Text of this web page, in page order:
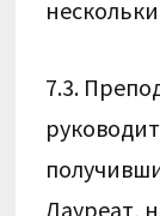
7.3.
Лауреат,